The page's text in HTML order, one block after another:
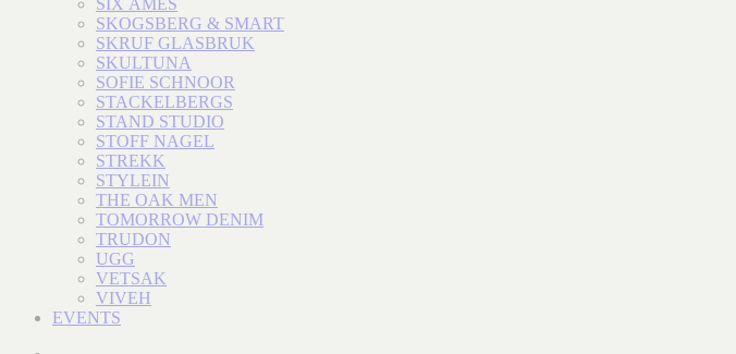
SIX ÁMES
SKOGSBERG & SMART
SKRUF GLASBRUK
SKULTUNA
SOFIE SCHNOOR
STACKELBERGS
STAND STUDIO
STOFF NAGEL
STREKK
STYLEIN
THE OAK MEN
TOMORROW DENIM
TRUDON
UGG
VETSAK
VIVEH
EVENTS